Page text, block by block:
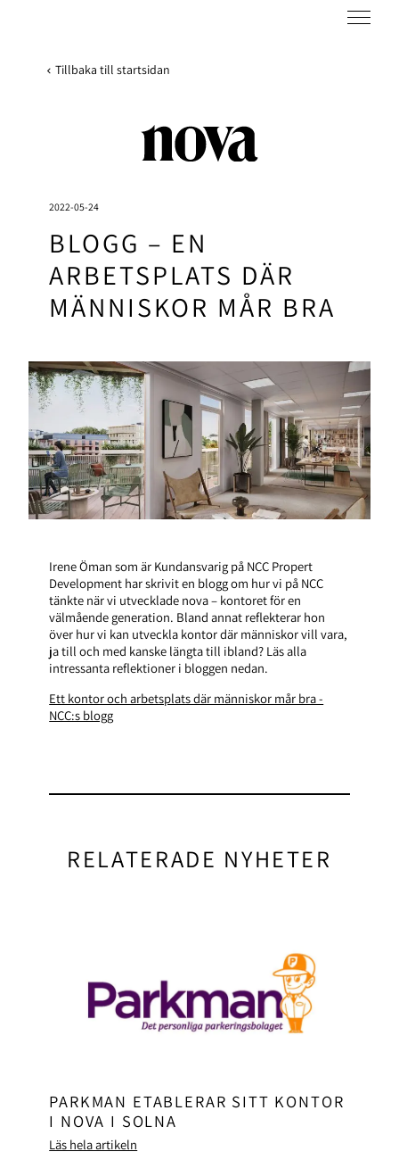
Tillbaka till startsidan
2022-05-24
BLOGG – EN
ARBETSPLATS DÄR
MÄNNISKOR MÅR BRA
Irene Öman som är Kundansvarig på NCC Propert
Development har skrivit en blogg om hur vi på NCC
tänkte när vi utvecklade nova – kontoret för en
välmående generation. Bland annat reflekterar hon
över hur vi kan utveckla kontor där människor vill vara,
ja till och med kanske längta till ibland? Läs alla
intressanta reflektioner i bloggen nedan.
Ett kontor och arbetsplats där människor mår bra -
NCC:s blogg
RELATERADE NYHETER
PARKMAN ETABLERAR SITT KONTOR
I NOVA I SOLNA
Läs hela artikeln